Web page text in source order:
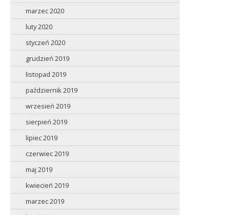
marzec 2020
luty 2020
styczeń 2020
grudzień 2019
listopad 2019
październik 2019
wrzesień 2019
sierpień 2019
lipiec 2019
czerwiec 2019
maj 2019
kwiecień 2019
marzec 2019